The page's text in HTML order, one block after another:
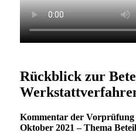
Rückblick zur
Kommentar der Vorprüfung
Oktober 2021 – Thema